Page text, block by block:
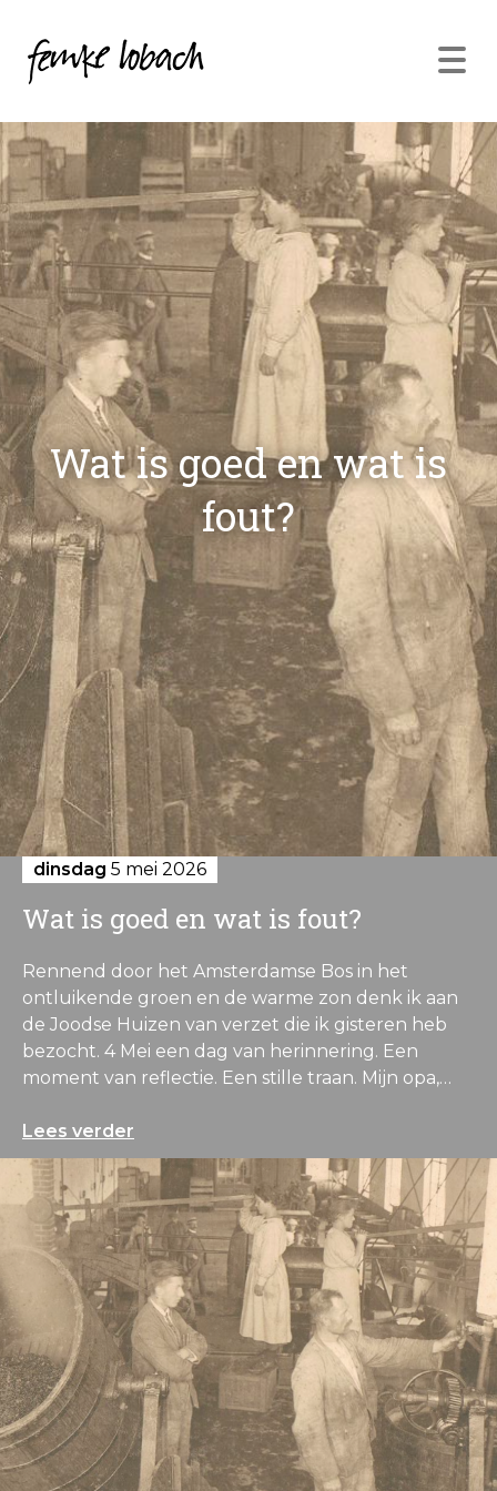
Wat is goed en wat is
fout?
dinsdag 5 mei 2026
Wat is goed en wat is fout?
Rennend door het Amsterdamse Bos in het
ontluikende groen en de warme zon denk ik aan
de Joodse Huizen van verzet die ik gisteren heb
bezocht. 4 Mei een dag van herinnering. Een
moment van reflectie. Een stille traan. Mijn opa,…
Lees verder